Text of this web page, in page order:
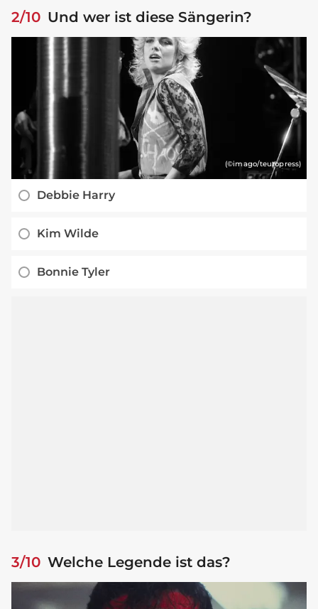
2/10 Und wer ist diese Sängerin?
(©imago/teutopress)
Debbie Harry
Kim Wilde
Bonnie Tyler
3/10 Welche Legende ist das?